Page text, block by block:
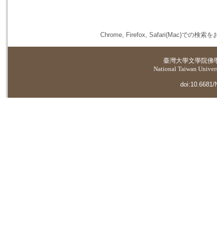
Chrome, Firefox, Safari(Mac)での検索を
臺灣大學文學院佛
National Taiwan
doi:10.6681/